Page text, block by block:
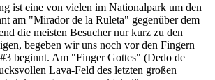
ist eine von vielen im Nationalpark um den
am "Mirador de la Ruleta" gegenüber dem
die meisten Besucher nur kurz zu den
begeben wir uns noch vor den Fingern
beginnt. Am "Finger Gottes" (Dedo de
Lava-Feld des letzten großen